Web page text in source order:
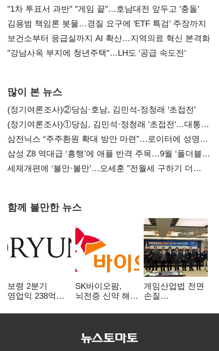
불복'
"1차 투표서 과반" "게임 끝"…호남대전 앞두고 '충돌'
김용범 책임론 봇물…경질 요구에 'ETF 특검' 주장까지
보건소부터 응급실까지 AI 확산…지역의료 혁신 본격화
"강남사옥 부지에 청년주택"…LH도 '공급 속도전'
많이 본 뉴스
(정기여론조사)②당심·호남, 김민석-정청래 '초접전'
(정기여론조사)①당심, 김민석·정청래 '초접전'…대통령
지지도 '50% 아래로'(종합)
삼전닉스 “주주환원 확대 방안 마련”…로이터에 성명
보내
삼성 Z8 역대급 ‘흥행’에 애플 반격 주목…9월 ‘폴더블
대전’
세제개편에 ‘불안·불만’…오세훈 "전월세 구하기 더
함께 볼만한 뉴스
보령 2분기
영업익 238억…
SK바이오팜,
뇌전증 신약 해외
차세대 신약 개발
게임산업법 전면
손질
규제 걷고